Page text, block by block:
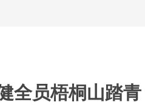
全员梧桐山踏青